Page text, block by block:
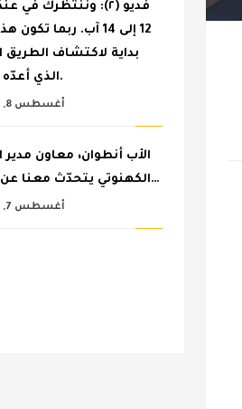
فديو (٢): وننتظرك في
12 إلى 14 آب. ربما تكون
بداية لاكتشاف الطريق
الذي أعدّه الله لك.
أغسطس 8, 2026
الأب أنطوان، معاون مدير
الكهنوتي يتحدّث معنا عن الدعوة…
أغسطس 7, 2026